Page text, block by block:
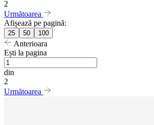
2
Următoarea
Afișează pe pagină:
25 50 100
Anterioara
Ești la pagina
din
2
Următoarea